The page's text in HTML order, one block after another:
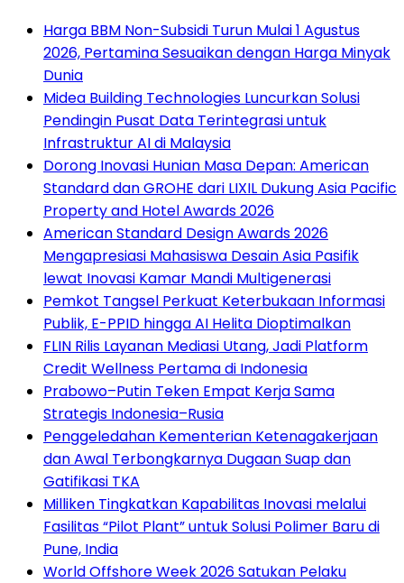
Harga BBM Non-Subsidi Turun Mulai 1 Agustus
2026, Pertamina Sesuaikan dengan Harga Minyak
Dunia
Midea Building Technologies Luncurkan Solusi
Pendingin Pusat Data Terintegrasi untuk
Infrastruktur AI di Malaysia
Dorong Inovasi Hunian Masa Depan: American
Standard dan GROHE dari LIXIL Dukung Asia Pacific
Property and Hotel Awards 2026
American Standard Design Awards 2026
Mengapresiasi Mahasiswa Desain Asia Pasifik
lewat Inovasi Kamar Mandi Multigenerasi
Pemkot Tangsel Perkuat Keterbukaan Informasi
Publik, E-PPID hingga AI Helita Dioptimalkan
FLIN Rilis Layanan Mediasi Utang, Jadi Platform
Credit Wellness Pertama di Indonesia
Prabowo–Putin Teken Empat Kerja Sama
Strategis Indonesia–Rusia
Penggeledahan Kementerian Ketenagakerjaan
dan Awal Terbongkarnya Dugaan Suap dan
Gatifikasi TKA
Milliken Tingkatkan Kapabilitas Inovasi melalui
Fasilitas “Pilot Plant” untuk Solusi Polimer Baru di
Pune, India
World Offshore Week 2026 Satukan Pelaku